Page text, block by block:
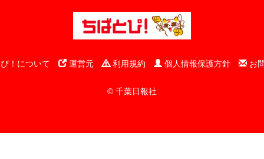
！について 運営元 利用規約 個人情報保護方針 お
© 千葉日報社